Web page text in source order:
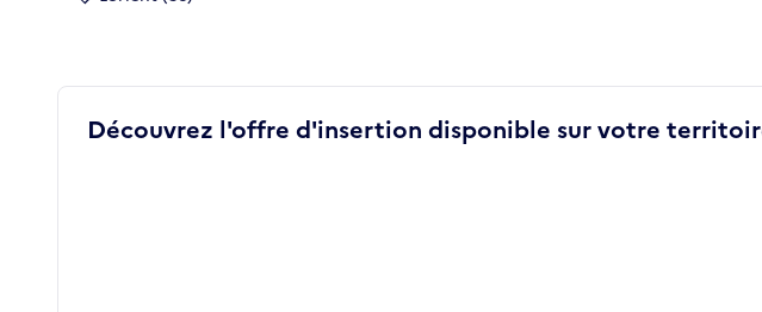
Découvrez l'offre d'insertion disponible sur votre